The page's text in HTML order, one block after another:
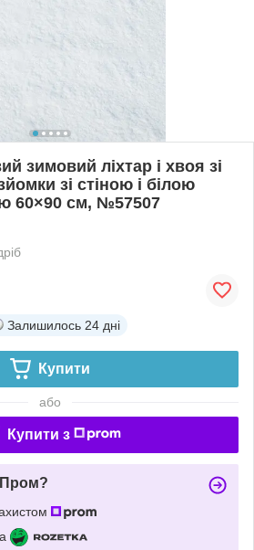
зимовий ліхтар і хвоя зі
зі стіною і білою
60×90 см, №57507
Залишилось 24 дні
Купити
або
Купити з
Пром?